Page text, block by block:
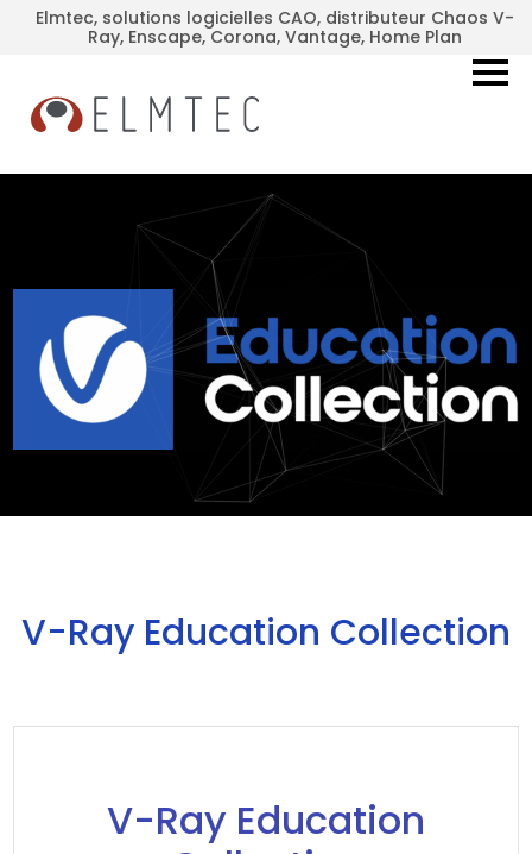
Elmtec, solutions logicielles CAO, distributeur Chaos V-
Ray, Enscape, Corona, Vantage, Home Plan
V-Ray Education Collection
V-Ray Education